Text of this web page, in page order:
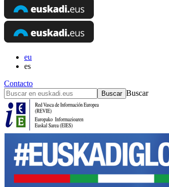
eu
es
Contacto
Buscar